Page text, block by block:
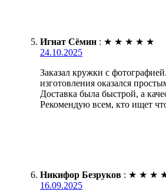
Игнат Сёмин : ★ ★ ★ ★ ★
24.10.2025
Заказал кружки с
изготовления оказался
Доставка была быстрой, а
Рекомендую всем, кто ищет
Никифор Безруков : ★ ★ ★
16.09.2025